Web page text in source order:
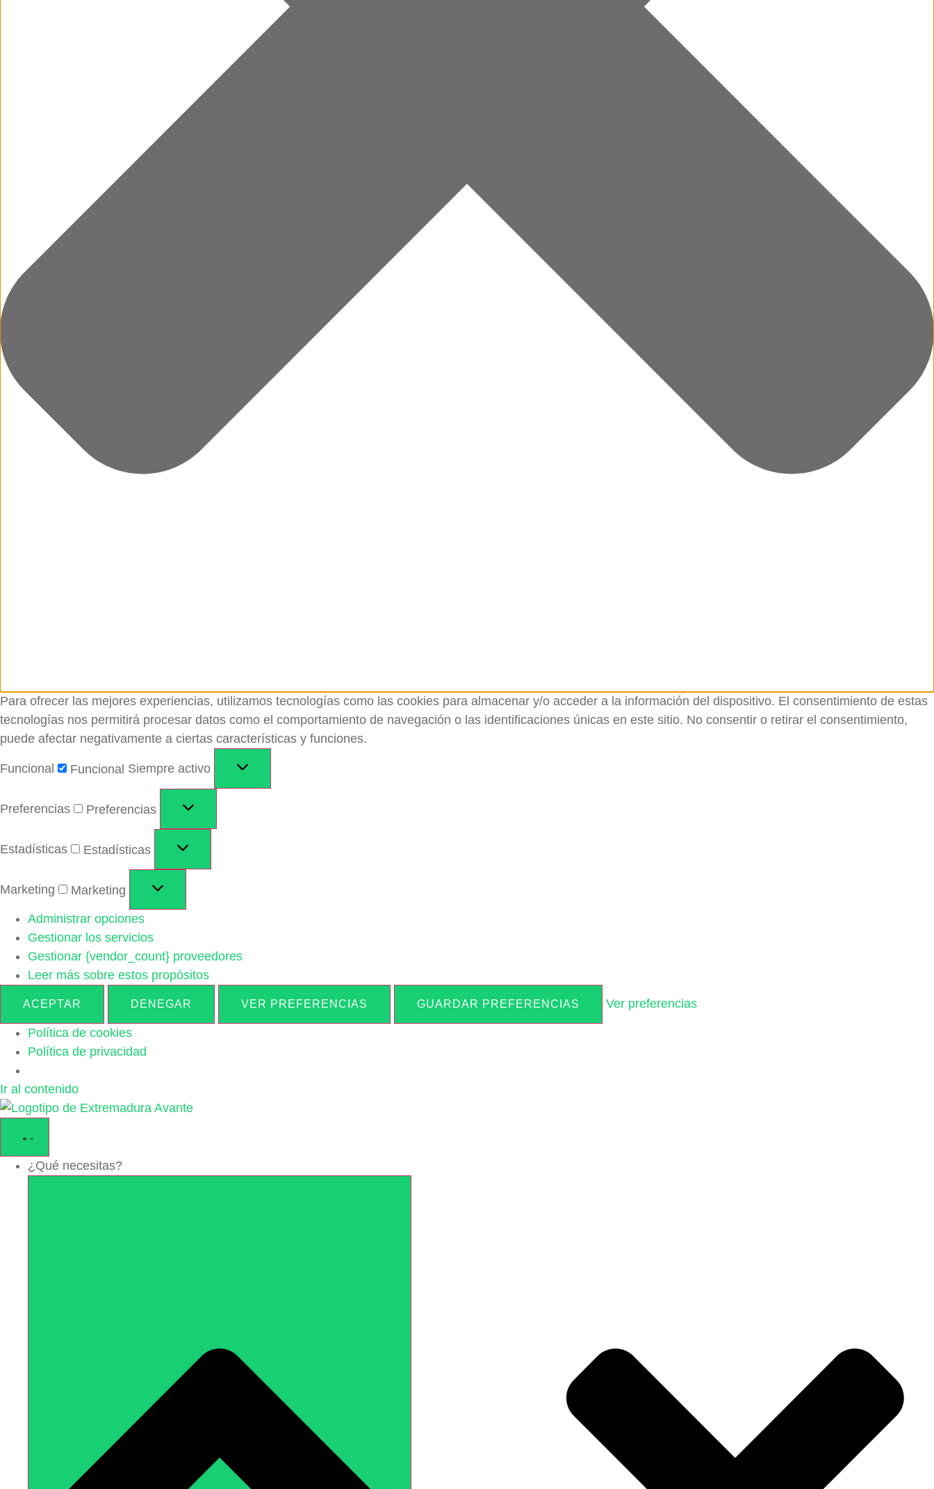
Para ofrecer las mejores experiencias, utilizamos tecnologías como las cookies para almacenar y/o acceder a la información del dispositivo. El consentimiento de estas
tecnologías nos permitirá procesar datos como el comportamiento de navegación o las identificaciones únicas en este sitio. No consentir o retirar el consentimiento,
puede afectar negativamente a ciertas características y funciones.
Funcional Funcional Siempre activo
Preferencias Preferencias
Estadísticas Estadísticas
Marketing Marketing
Administrar opciones
Gestionar los servicios
Gestionar {vendor_count} proveedores
Leer más sobre estos propósitos
ACEPTAR DENEGAR VER PREFERENCIAS GUARDAR PREFERENCIAS Ver preferencias
Política de cookies
Política de privacidad
Ir al contenido
¿Qué necesitas?